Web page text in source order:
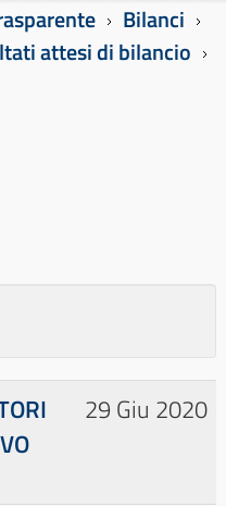
Bilanci
attesi di bilancio
29 Giu 2020